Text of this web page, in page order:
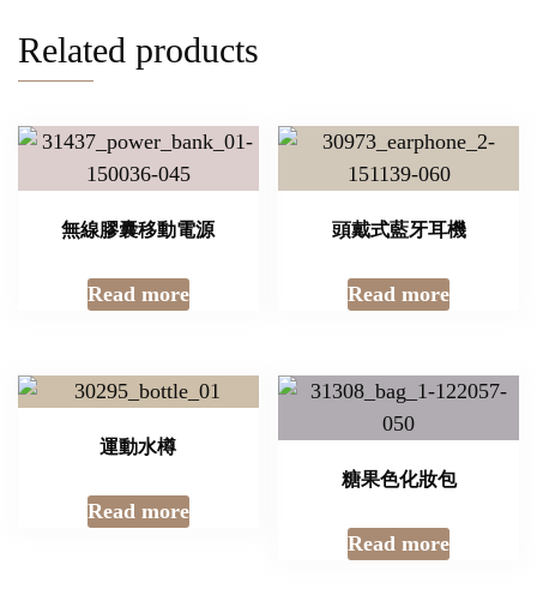
Related products
無線膠囊移動電源
Read more
頭戴式藍牙耳機
Read more
運動水樽
Read more
糖果色化妝包
Read more